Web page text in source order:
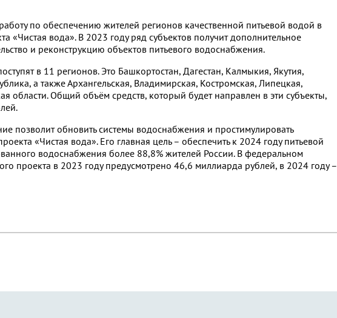
по обеспечению жителей регионов качественной питьевой водой в
«Чистая вода». В 2023 году ряд субъектов получит дополнительное
и реконструкцию объектов питьевого водоснабжения.
в 11 регионов. Это Башкортостан, Дагестан, Калмыкия, Якутия,
а также Архангельская, Владимирская, Костромская, Липецкая,
области. Общий объём средств, который будет направлен в эти субъекты,
позволит обновить системы водоснабжения и простимулировать
«Чистая вода». Его главная цель – обеспечить к 2024 году питьевой
водоснабжения более 88,8% жителей России. В федеральном
проекта в 2023 году предусмотрено 46,6 миллиарда рублей, в 2024 году –